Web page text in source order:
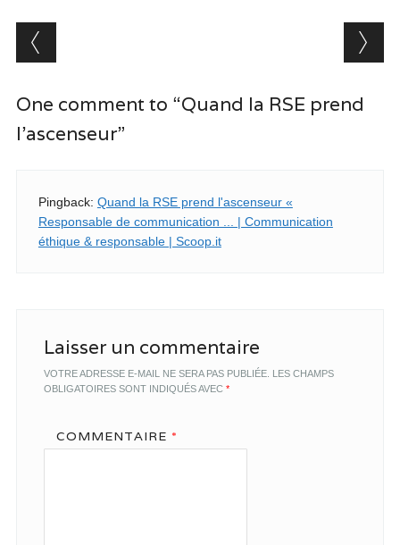
Post navigation
One comment to “Quand la RSE prend
l’ascenseur”
Pingback: Quand la RSE prend l'ascenseur «
Responsable de communication ... | Communication
éthique & responsable | Scoop.it
Laisser un commentaire
VOTRE ADRESSE E-MAIL NE SERA PAS PUBLIÉE. LES CHAMPS
OBLIGATOIRES SONT INDIQUÉS AVEC *
COMMENTAIRE *